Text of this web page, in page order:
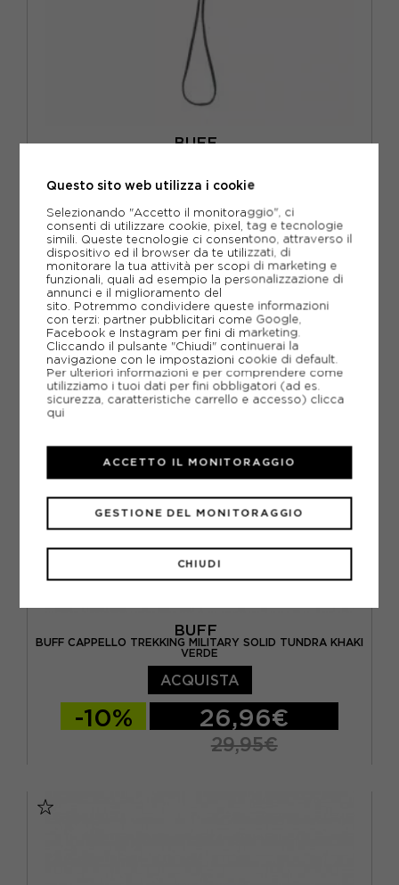
BUFF
S/M L/XL
ACQUISTA
-10% 40,46€
44,95€
BUFF
BUFF CAPPELLO TREKKING MILITARY SOLID TUNDRA KHAKI
VERDE
ACQUISTA
-10% 26,96€
29,95€
Questo sito web utilizza i cookie
Selezionando "Accetto il monitoraggio", ci
consenti di utilizzare cookie, pixel, tag e tecnologie
simili. Queste tecnologie ci consentono, attraverso il
dispositivo ed il browser da te utilizzati, di
monitorare la tua attività per scopi di marketing e
funzionali, quali ad esempio la personalizzazione di
annunci e il miglioramento del
sito. Potremmo condividere queste informazioni
con terzi: partner pubblicitari come Google,
Facebook e Instagram per fini di marketing.
Cliccando il pulsante "Chiudi" continuerai la
navigazione con le impostazioni cookie di default.
Per ulteriori informazioni e per comprendere come
utilizziamo i tuoi dati per fini obbligatori (ad es.
sicurezza, caratteristiche carrello e accesso) clicca
qui
CHIUDI
GESTIONE DEL MONITORAGGIO
ACCETTO IL MONITORAGGIO